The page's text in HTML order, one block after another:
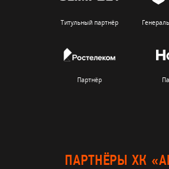
Титульный партнёр
Партнёр
ПАРТНЁРЫ ХК